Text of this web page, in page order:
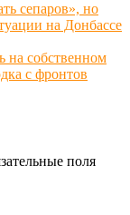
сепаров», но
на Донбассе
на собственном
с фронтов
поля